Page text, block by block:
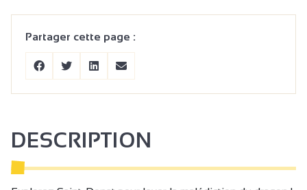
Partager cette page :
DESCRIPTION